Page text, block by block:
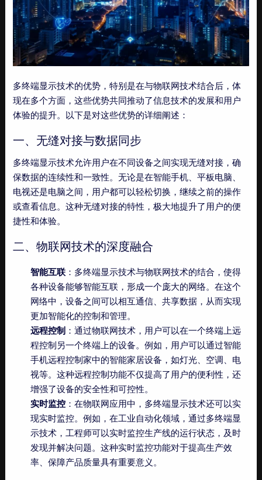
多终端显示技术的优势，特别是在与物联网技术结合后，体
现在多个方面，这些优势共同推动了信息技术的发展和用户
体验的提升。以下是对这些优势的详细阐述：
一、无缝对接与数据同步
多终端显示技术允许用户在不同设备之间实现无缝对接，确
保数据的连续性和一致性。无论是在智能手机、平板电脑、
电视还是电脑之间，用户都可以轻松切换，继续之前的操作
或查看信息。这种无缝对接的特性，极大地提升了用户的便
捷性和体验。
二、物联网技术的深度融合
智能互联：多终端显示技术与物联网技术的结合，使得
各种设备能够智能互联，形成一个庞大的网络。在这个
网络中，设备之间可以相互通信、共享数据，从而实现
更加智能化的控制和管理。
远程控制：通过物联网技术，用户可以在一个终端上远
程控制另一个终端上的设备。例如，用户可以通过智能
手机远程控制家中的智能家居设备，如灯光、空调、电
视等。这种远程控制功能不仅提高了用户的便利性，还
增强了设备的安全性和可控性。
实时监控：在物联网应用中，多终端显示技术还可以实
现实时监控。例如，在工业自动化领域，通过多终端显
示技术，工程师可以实时监控生产线的运行状态，及时
发现并解决问题。这种实时监控功能对于提高生产效
率、保障产品质量具有重要意义。